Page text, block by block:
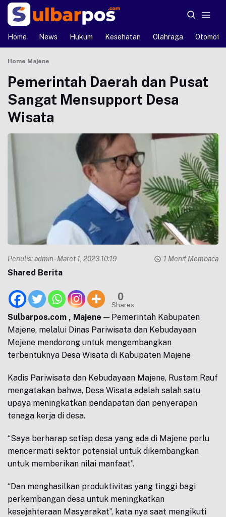
Home News Hukum Kesehatan Olahraga Otomotif
Home Majene
Pemerintah Daerah dan Pusat
Sangat Mensupport Desa
Wisata
Penulis:admin- Maret 1, 2023 10:19 1 Menit Membaca
Shared Berita
0
Shares
Sulbarpos.com , Majene — Pemerintah Kabupaten
Majene, melalui Dinas Pariwisata dan Kebudayaan
Mejene mendorong untuk mengembangkan
terbentuknya Desa Wisata di Kabupaten Majene
Kadis Pariwisata dan Kebudayaan Majene, Rustam Rauf
mengatakan bahwa, Desa Wisata adalah salah satu
upaya meningkatkan pendapatan dan penyerapan
tenaga kerja di desa.
“Saya berharap setiap desa yang ada di Majene perlu
mencermati sektor potensial untuk dikembangkan
untuk memberikan nilai manfaat”.
“Dan menghasilkan produktivitas yang tinggi bagi
perkembangan desa untuk meningkatkan
kesejahteraan Masyarakat”, kata nya saat mengikuti